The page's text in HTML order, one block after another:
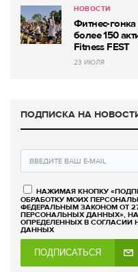
НОВОСТИ
Фитнес-
более 150
Fitness FEST
23 ИЮЛЯ
ПОДПИСКА НА
НАЖИМАЯ КНОПКУ
ОБРАБОТКУ МОИХ
ФЕДЕРАЛЬНЫМ ЗАКОНОМ ОТ
ПЕРСОНАЛЬНЫХ ДАННЫХ»,
ОПРЕДЕЛЕННЫХ В СОГЛАСИИ
ДАННЫХ
ПОДПИСАТЬСЯ